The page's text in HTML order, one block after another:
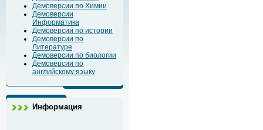
Демоверсии по Химии
Демоверсии
Информатика
Демоверсии по истории
Демоверсии по
Литературе
Демоверсии по биологии
Демоверсии по
английскому языку
Информация